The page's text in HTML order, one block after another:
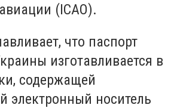
(ІCАО).
что паспорт
изготавливается в
содержащей
электронный носитель